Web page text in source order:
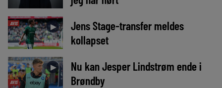
AVIS ►
Jens Stage-transfer meldes
kollapset
AVIS
►
Nu kan Jesper Lindstrøm ende i
Brøndby